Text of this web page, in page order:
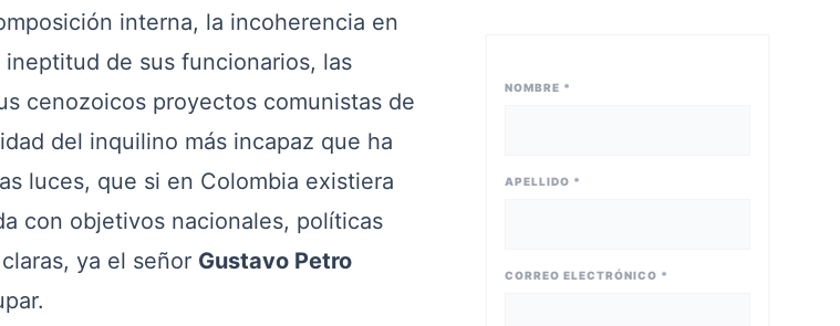
interna, la incoherencia en
de sus funcionarios, las
cenozoicos proyectos comunistas de
del inquilino más incapaz que ha
luces, que si en Colombia existiera
con objetivos nacionales, políticas
ya el señor Gustavo Petro
NOMBRE *
APELLIDO *
CORREO ELECTRÓNICO *